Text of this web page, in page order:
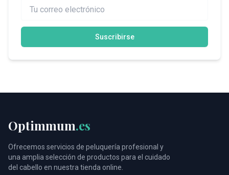
Suscribirse
Optimmum.es
Ofrecemos servicios de peluquería profesional y
una amplia selección de productos para el cuidado
del cabello en nuestra tienda online.